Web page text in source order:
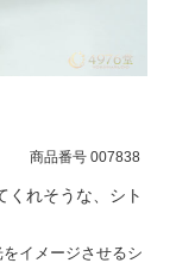
商品番号 007838
くれそうな、シト
イメージさせるシ